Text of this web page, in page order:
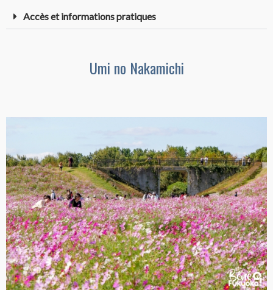
Accès et informations pratiques
Umi no Nakamichi